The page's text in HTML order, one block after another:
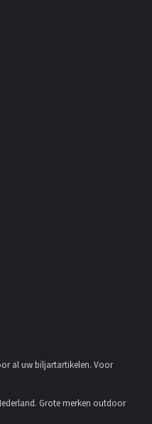
al uw biljartartikelen. Voor
Grote merken outdoor